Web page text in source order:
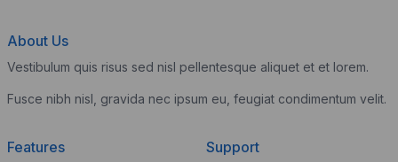
About Us
Vestibulum quis risus sed nisl pellentesque aliquet et et lorem.
Fusce nibh nisl, gravida nec ipsum eu, feugiat condimentum velit.
Features Support